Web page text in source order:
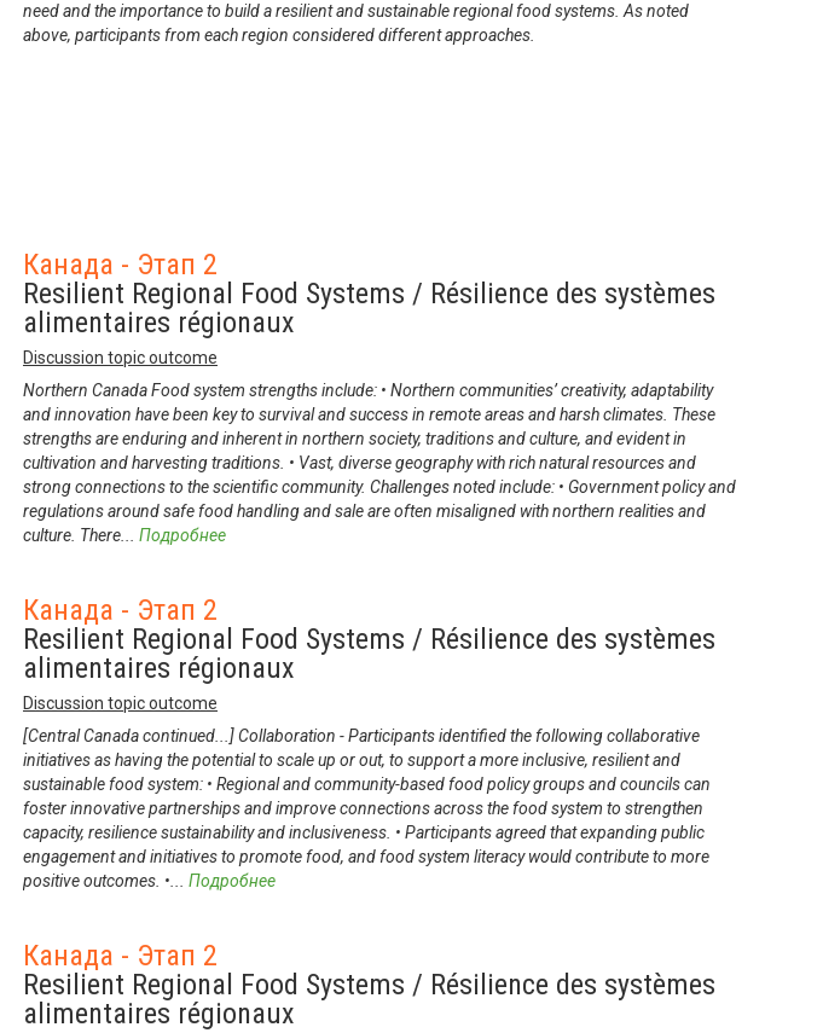
need and the importance to build a resilient and sustainable regional food systems. As noted
above, participants from each region considered different approaches.
Канада - Этап 2
Resilient Regional Food Systems / Résilience des systèmes
alimentaires régionaux
Discussion topic outcome
Northern Canada Food system strengths include: • Northern communities’ creativity, adaptability
and innovation have been key to survival and success in remote areas and harsh climates. These
strengths are enduring and inherent in northern society, traditions and culture, and evident in
cultivation and harvesting traditions. • Vast, diverse geography with rich natural resources and
strong connections to the scientific community. Challenges noted include: • Government policy and
regulations around safe food handling and sale are often misaligned with northern realities and
culture. There... Подробнее
Канада - Этап 2
Resilient Regional Food Systems / Résilience des systèmes
alimentaires régionaux
Discussion topic outcome
[Central Canada continued...] Collaboration - Participants identified the following collaborative
initiatives as having the potential to scale up or out, to support a more inclusive, resilient and
sustainable food system: • Regional and community-based food policy groups and councils can
foster innovative partnerships and improve connections across the food system to strengthen
capacity, resilience sustainability and inclusiveness. • Participants agreed that expanding public
engagement and initiatives to promote food, and food system literacy would contribute to more
positive outcomes. •... Подробнее
Канада - Этап 2
Resilient Regional Food Systems / Résilience des systèmes
alimentaires régionaux